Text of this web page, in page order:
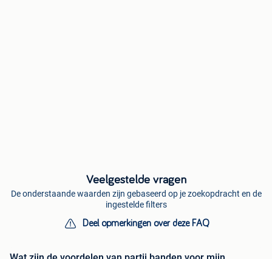
Veelgestelde vragen
De onderstaande waarden zijn gebaseerd op je zoekopdracht en de
ingestelde filters
Deel opmerkingen over deze FAQ